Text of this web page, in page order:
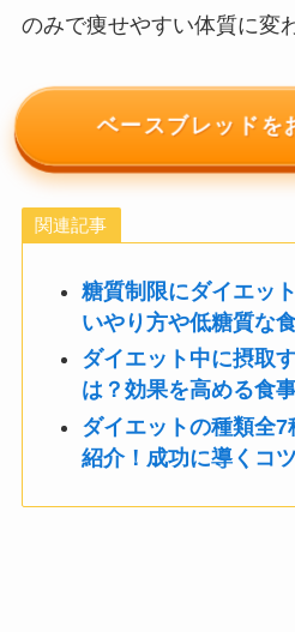
のみで痩せやすい体質に変
ベースブレッドを
関連記事
糖質制限にダイエッ
いやり方や低糖質な
ダイエット中に摂取
は？効果を高める食
ダイエットの種類全
紹介！成功に導くコ